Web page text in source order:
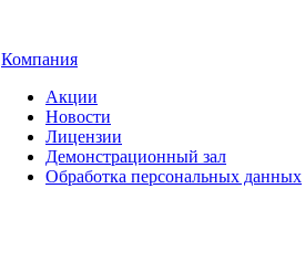
Компания
Акции
Новости
Лицензии
Демонстрационный зал
Обработка персональных данных